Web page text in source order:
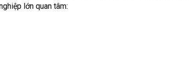
lớn quan tâm: